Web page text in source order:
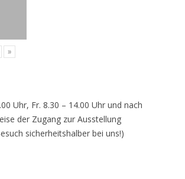
»
Uhr, Fr. 8.30 – 14.00 Uhr und nach
der Zugang zur Ausstellung
sicherheitshalber bei uns!)